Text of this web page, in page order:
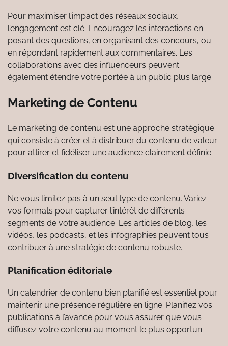
Pour maximiser l’impact des réseaux sociaux,
l’engagement est clé. Encouragez les interactions en
posant des questions, en organisant des concours, ou
en répondant rapidement aux commentaires. Les
collaborations avec des influenceurs peuvent
également étendre votre portée à un public plus large.
Marketing de Contenu
Le marketing de contenu est une approche stratégique
qui consiste à créer et à distribuer du contenu de valeur
pour attirer et fidéliser une audience clairement définie.
Diversification du contenu
Ne vous limitez pas à un seul type de contenu. Variez
vos formats pour capturer l’intérêt de différents
segments de votre audience. Les articles de blog, les
vidéos, les podcasts, et les infographies peuvent tous
contribuer à une stratégie de contenu robuste.
Planification éditoriale
Un calendrier de contenu bien planifié est essentiel pour
maintenir une présence régulière en ligne. Planifiez vos
publications à l’avance pour vous assurer que vous
diffusez votre contenu au moment le plus opportun.